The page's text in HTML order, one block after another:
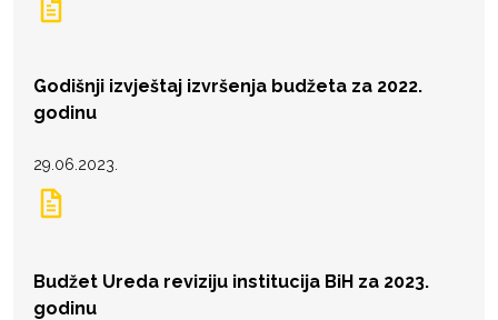
Godišnji izvještaj izvršenja budžeta za 2022.
godinu
29.06.2023.
Budžet Ureda reviziju institucija BiH za 2023.
godinu